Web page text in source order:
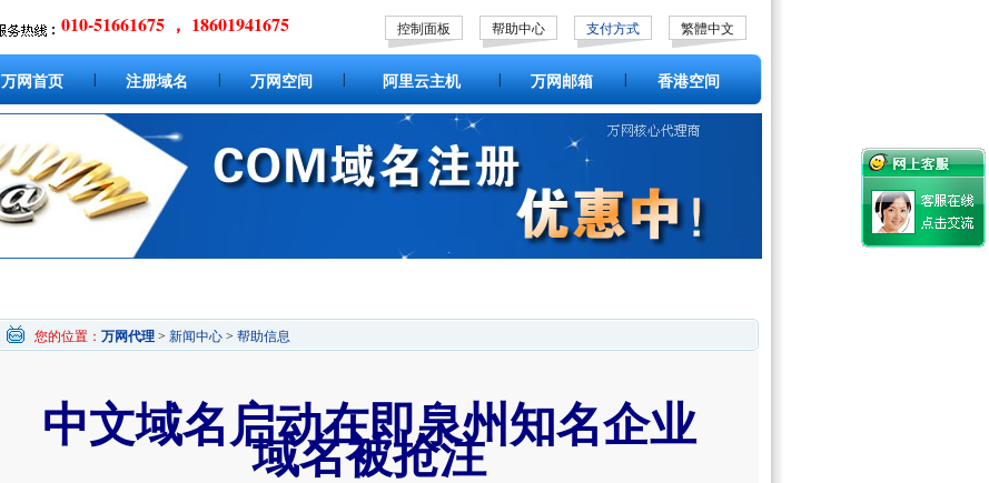
010-51661675 ， 18601941675 控制面板 帮助中心 支付方式 繁體中文
万网首页 注册域名 万网空间 阿里云主机 万网邮箱 香港空间
您的位置： 万网代理 > 新闻中心 > 帮助信息
中文域名启动在即泉州知名企业
域名被抢注